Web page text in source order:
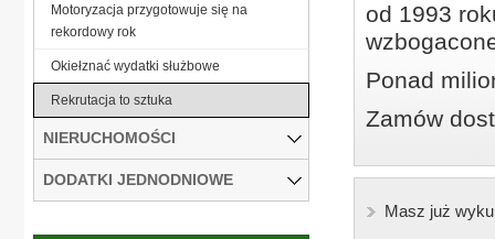
od 1993
Ponad
Zamów
Masz już
Motoryzacja przygotowuje się na
rekordowy rok
Okiełznać wydatki służbowe
Rekrutacja to sztuka
NIERUCHOMOŚCI
DODATKI JEDNODNIOWE